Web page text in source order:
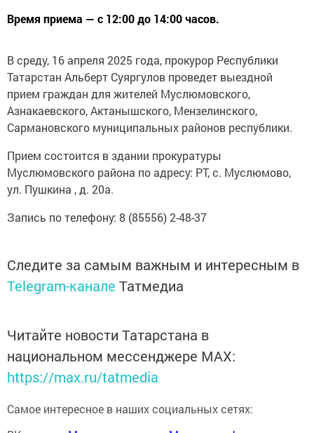
Время приема — с 12:00 до 14:00 часов.
В среду, 16 апреля 2025 года, прокурор Республики
Татарстан Альберт Суяргулов проведет выездной
прием граждан для жителей Муслюмовского,
Азнакаевского, Актанышского, Мензелинского,
Сармановского муниципальных районов республики.
Прием состоится в здании прокуратуры
Муслюмовского района по адресу: РТ, с. Муслюмово,
ул. Пушкина , д. 20а.
Запись по телефону: 8 (85556) 2-48-37
Следите за самым важным и интересным в
Telegram-канале Татмедиа
Читайте новости Татарстана в
национальном мессенджере MАХ:
https://max.ru/tatmedia
Самое интересное в наших социальных сетях: